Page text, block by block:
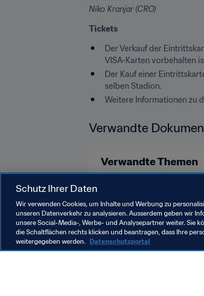
Niko Kranjar (CRO)
Tickets
Der Verkauf der
VISA-Karten vorbehalten
Der Kauf einer
selben Stadion.
Weitere Informationen zu
Verwandte
Verwandte Themen
Schutz Ihrer Daten
Wir verwenden Cookies, um Inhalte und Werbung zu
unseren Datenverkehr zu analysieren. Ausserdem geben wir
unsere Social-Media-, Werbe- und Analysepartner weiter. Sie
die Schaltflächen rechts klicken und beantragen, dass Ihre
weitergegeben werden. Datenschutzportal